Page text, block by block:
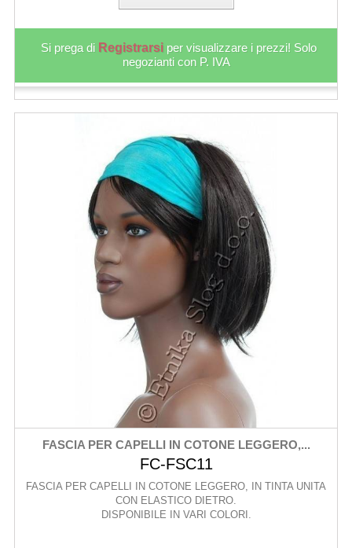
Si prega di Registrarsi per visualizzare i prezzi! Solo
negozianti con P. IVA
FASCIA PER CAPELLI IN COTONE LEGGERO,...
FC-FSC11
FASCIA PER CAPELLI IN COTONE LEGGERO, IN TINTA UNITA
CON ELASTICO DIETRO.
DISPONIBILE IN VARI COLORI.